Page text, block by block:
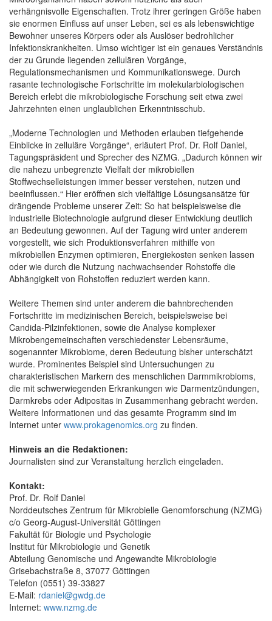
verhängnisvolle Eigenschaften. Trotz ihrer geringen Größe haben
sie enormen Einfluss auf unser Leben, sei es als lebenswichtige
Bewohner unseres Körpers oder als Auslöser bedrohlicher
Infektionskrankheiten. Umso wichtiger ist ein genaues Verständnis
der zu Grunde liegenden zellulären Vorgänge,
Regulationsmechanismen und Kommunikationswege. Durch
rasante technologische Fortschritte im molekularbiologischen
Bereich erlebt die mikrobiologische Forschung seit etwa zwei
Jahrzehnten einen unglaublichen Erkenntnisschub.
„Moderne Technologien und Methoden erlauben tiefgehende
Einblicke in zelluläre Vorgänge“, erläutert Prof. Dr. Rolf Daniel,
Tagungspräsident und Sprecher des NZMG. „Dadurch können wir
die nahezu unbegrenzte Vielfalt der mikrobiellen
Stoffwechselleistungen immer besser verstehen, nutzen und
beeinflussen.“ Hier eröffnen sich vielfältige Lösungsansätze für
drängende Probleme unserer Zeit: So hat beispielsweise die
industrielle Biotechnologie aufgrund dieser Entwicklung deutlich
an Bedeutung gewonnen. Auf der Tagung wird unter anderem
vorgestellt, wie sich Produktionsverfahren mithilfe von
mikrobiellen Enzymen optimieren, Energiekosten senken lassen
oder wie durch die Nutzung nachwachsender Rohstoffe die
Abhängigkeit von Rohstoffen reduziert werden kann.
Weitere Themen sind unter anderem die bahnbrechenden
Fortschritte im medizinischen Bereich, beispielsweise bei
Candida-Pilzinfektionen, sowie die Analyse komplexer
Mikrobengemeinschaften verschiedenster Lebensräume,
sogenannter Mikrobiome, deren Bedeutung bisher unterschätzt
wurde. Prominentes Beispiel sind Untersuchungen zu
charakteristischen Markern des menschlichen Darmmikrobioms,
die mit schwerwiegenden Erkrankungen wie Darmentzündungen,
Darmkrebs oder Adipositas in Zusammenhang gebracht werden.
Weitere Informationen und das gesamte Programm sind im
Internet unter www.prokagenomics.org zu finden.
Hinweis an die Redaktionen:
Journalisten sind zur Veranstaltung herzlich eingeladen.
Kontakt:
Prof. Dr. Rolf Daniel
Norddeutsches Zentrum für Mikrobielle Genomforschung (NZMG)
c/o Georg-August-Universität Göttingen
Fakultät für Biologie und Psychologie
Institut für Mikrobiologie und Genetik
Abteilung Genomische und Angewandte Mikrobiologie
Grisebachstraße 8, 37077 Göttingen
Telefon (0551) 39-33827
E-Mail: rdaniel@gwdg.de
Internet: www.nzmg.de